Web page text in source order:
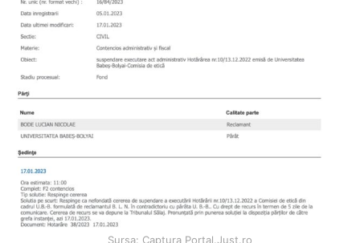
Sursa: Captura Portal.Just.ro